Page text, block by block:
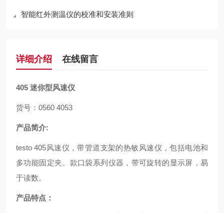
智能红外测温仪的校准和安装准则
详细介绍 在线留言
405 迷你型风速仪
货号：0560 4053
产品简介:
testo 405风速仪，带管道支架的热敏风速仪，包括电池和
多功能固定夹。款口袋系列仪器，带可旋转的显示屏，易
于读数。
产品特点：